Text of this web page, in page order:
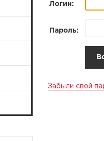
Логин:
Пароль:
Забыли свой